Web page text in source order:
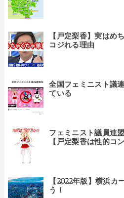
【戸定梨香】実はめ
コジれる理由
全国フェミニスト議
ている
フェミニスト議員連
【戸定梨香は性的コ
【2022年版】横浜カ
う！